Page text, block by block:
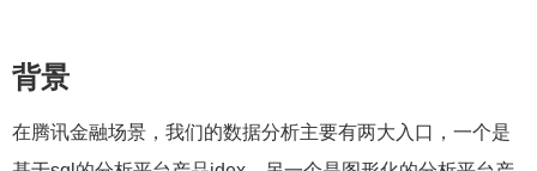
背景
在腾讯金融场景，我们的数据分析主要有两大入口，一个是
基于sql的分析平台产品idex，另一个是图形化的分析平台产